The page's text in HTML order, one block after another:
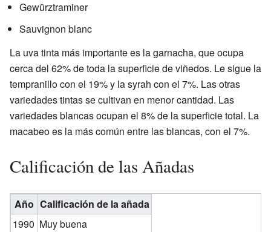
Gewürztraminer
Sauvignon blanc
La uva tinta más importante es la garnacha, que ocupa
cerca del 62% de toda la superficie de viñedos. Le sigue la
tempranillo con el 19% y la syrah con el 7%. Las otras
variedades tintas se cultivan en menor cantidad. Las
variedades blancas ocupan el 8% de la superficie total. La
macabeo es la más común entre las blancas, con el 7%.
Calificación de las Añadas
Año Calificación de la añada
1990 Muy buena